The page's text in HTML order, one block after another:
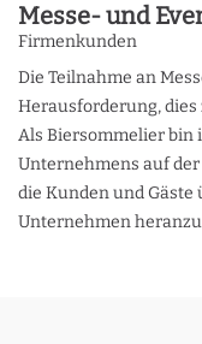
Messe- und
Firmenkunden
Die Teilnahme an
Herausforderung,
Als Biersommelier bin
Unternehmens auf
die Kunden und Gäste
Unternehmen